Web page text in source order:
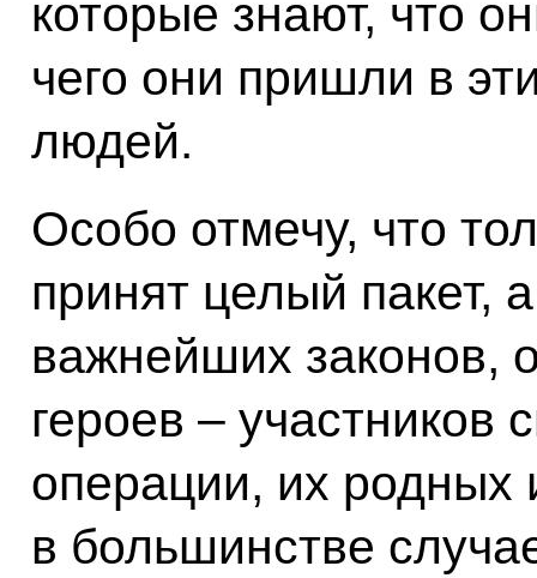
которые знают, что
чего они пришли в
людей.
Особо отмечу, что
принят целый пакет,
важнейших законов,
героев – участников
операции, их родных
в большинстве